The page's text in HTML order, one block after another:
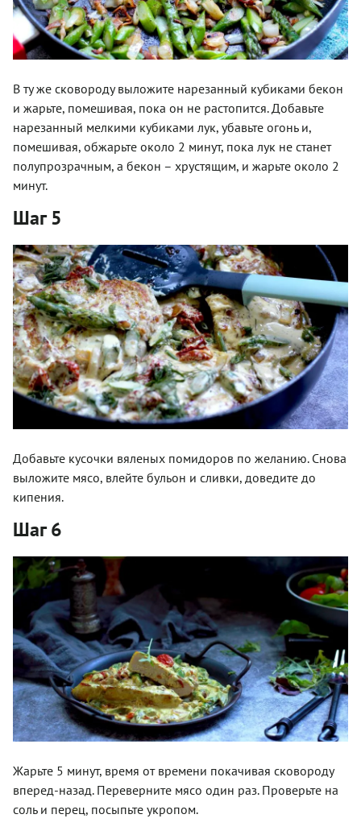
В ту же сковороду выложите нарезанный кубиками бекон
и жарьте, помешивая, пока он не растопится. Добавьте
нарезанный мелкими кубиками лук, убавьте огонь и,
помешивая, обжарьте около 2 минут, пока лук не станет
полупрозрачным, а бекон – хрустящим, и жарьте около 2
минут.
Шаг 5
Добавьте кусочки вяленых помидоров по желанию. Снова
выложите мясо, влейте бульон и сливки, доведите до
кипения.
Шаг 6
Жарьте 5 минут, время от времени покачивая сковороду
вперед-назад. Переверните мясо один раз. Проверьте на
соль и перец, посыпьте укропом.